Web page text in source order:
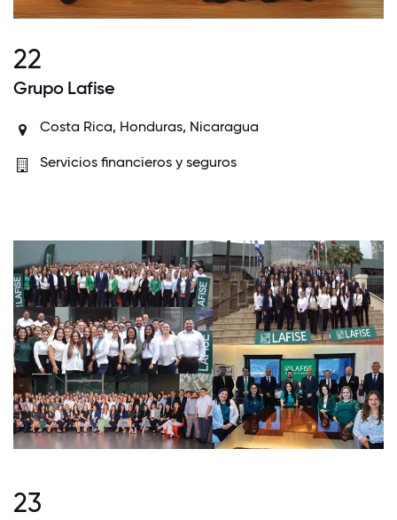
22
Grupo Lafise
Costa Rica, Honduras, Nicaragua
Servicios financieros y seguros
23